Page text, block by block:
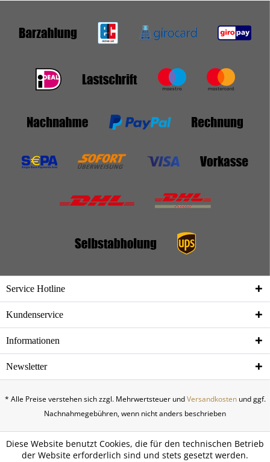
Service Hotline
Kundenservice
Informationen
Newsletter
* Alle Preise verstehen sich zzgl. Mehrwertsteuer undVersandkostenund ggf.
Nachnahmegebühren, wenn nicht anders beschrieben
Diese Website benutzt Cookies, die für den technischen Betrieb
der Website erforderlich sind und stets gesetzt werden.